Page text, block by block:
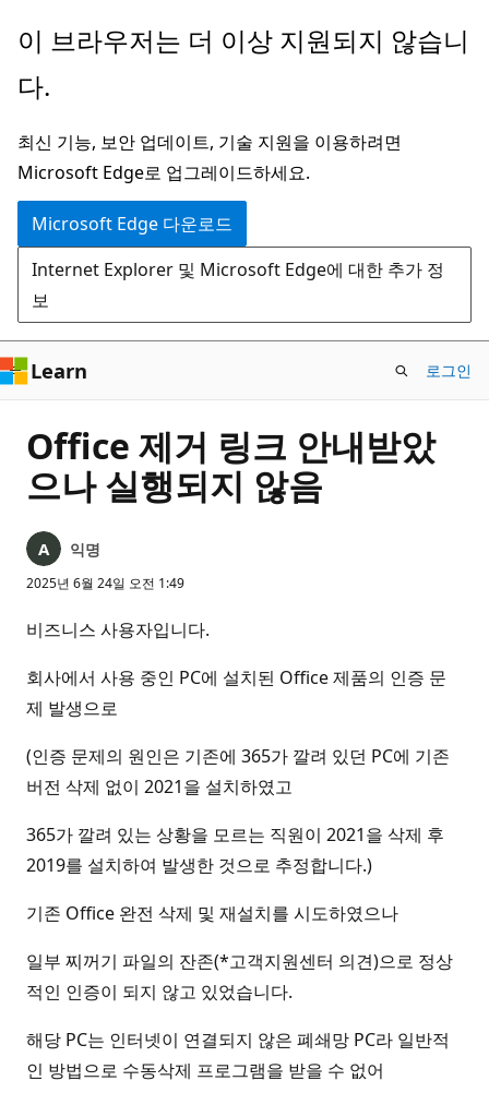
주
콘
츠
로
건
너
뛰
기
이 브라우저는 더 이상 지원되지 않습니
다.
최신 기능, 보안 업데이트, 기술 지원을 이용하려면
Microsoft Edge로 업그레이드하세요.
Microsoft Edge 다운로드
Internet Explorer 및 Microsoft Edge에 대한 추가 정
보
Learn 로그인
Office 제거 링크 안내받았
으나 실행되지 않음
익명
2025년 6월 24일 오전 1:49
비즈니스 사용자입니다.
회사에서 사용 중인 PC에 설치된 Office 제품의 인증 문
제 발생으로
(인증 문제의 원인은 기존에 365가 깔려 있던 PC에 기존
버전 삭제 없이 2021을 설치하였고
365가 깔려 있는 상황을 모르는 직원이 2021을 삭제 후
2019를 설치하여 발생한 것으로 추정합니다.)
기존 Office 완전 삭제 및 재설치를 시도하였으나
일부 찌꺼기 파일의 잔존(*고객지원센터 의견)으로 정상
적인 인증이 되지 않고 있었습니다.
해당 PC는 인터넷이 연결되지 않은 폐쇄망 PC라 일반적
인 방법으로 수동삭제 프로그램을 받을 수 없어